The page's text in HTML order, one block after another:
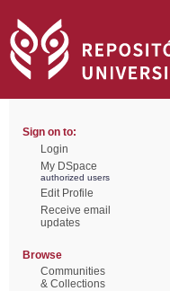
Sign on to:
Login
My DSpace
authorized users
Edit Profile
Receive email
updates
Browse
Communities
& Collections